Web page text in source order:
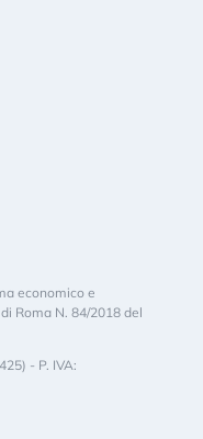
economico e
Roma N. 84/2018 del
- P. IVA: